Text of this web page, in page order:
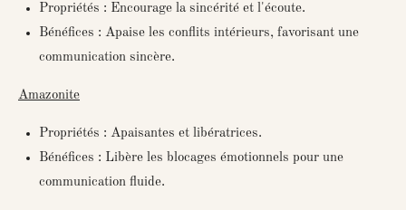
Propriétés : Encourage la sincérité et l'écoute.
Bénéfices : Apaise les conflits intérieurs, favorisant une
communication sincère.
Amazonite
Propriétés : Apaisantes et libératrices.
Bénéfices : Libère les blocages émotionnels pour une
communication fluide.